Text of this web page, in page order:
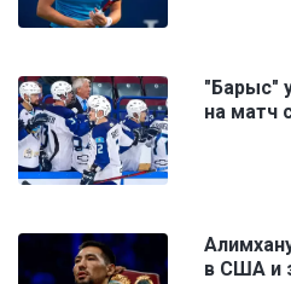
"Барыс"
на матч
в США и